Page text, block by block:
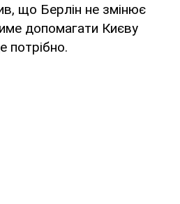
що Берлін не змінює
допомагати Києву
потрібно.